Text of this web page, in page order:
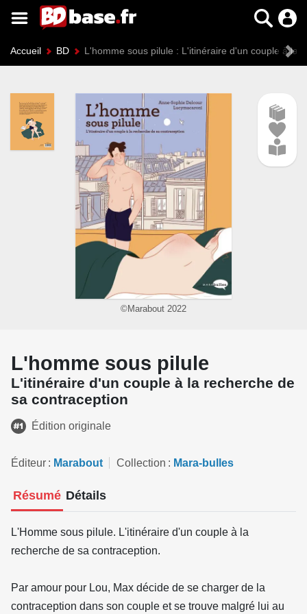
Accueil BD L'homme sous pilule : L'itinéraire d'un couple à la
©Marabout 2022
L'homme sous pilule
L'itinéraire d'un couple à la recherche de
sa contraception
Édition originale
Éditeur Marabout Collection Mara-bulles
Résumé Détails
L'Homme sous pilule. L'itinéraire d'un couple à la
recherche de sa contraception.
Par amour pour Lou, Max décide de se charger de la
contraception dans son couple et se trouve malgré lui au